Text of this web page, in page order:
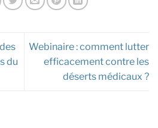
du
Webinaire : comment lutter
efficacement contre les
déserts médicaux ?